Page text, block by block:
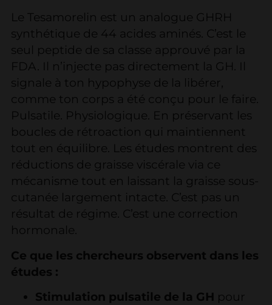
Le Tesamorelin est un analogue GHRH
synthétique de 44 acides aminés. C’est le
seul peptide de sa classe approuvé par la
FDA. Il n’injecte pas directement la GH. Il
signale à ton hypophyse de la libérer,
comme ton corps a été conçu pour le faire.
Pulsatile. Physiologique. En préservant les
boucles de rétroaction qui maintiennent
tout en équilibre. Les études montrent des
réductions de graisse viscérale via ce
mécanisme tout en laissant la graisse sous-
cutanée largement intacte. C’est pas un
résultat de régime. C’est une correction
hormonale.
Ce que les chercheurs observent dans les
études :
Stimulation pulsatile de la GH pour